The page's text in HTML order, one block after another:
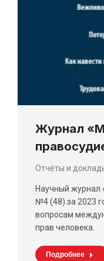
Журнал
Отчёты и
Научный журнал
№4 (48) за 2023
вопросам
прав человека.
Подробнее